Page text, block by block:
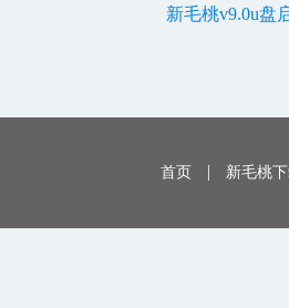
新毛桃v9.0u盘
首页 | 新毛桃